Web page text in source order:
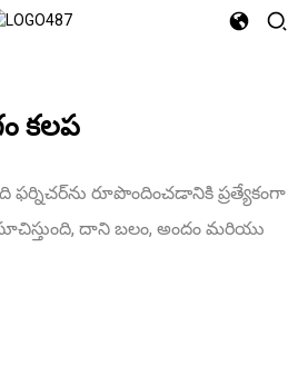
కలప
రూపొందించడానికి ప్రత్యేకంగా
దాని బలం, అందం మరియు